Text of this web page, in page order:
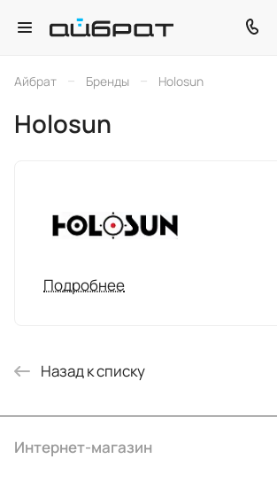
Айбрат – Бренды – Holosun
Holosun
Подробнее
Назад к списку
Интернет-магазин